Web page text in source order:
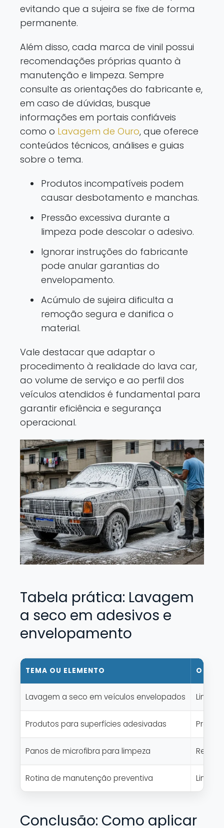
evitando que a sujeira se fixe de forma
permanente.
Além disso, cada marca de vinil possui
recomendações próprias quanto à
manutenção e limpeza. Sempre
consulte as orientações do fabricante e,
em caso de dúvidas, busque
informações em portais confiáveis
como o Lavagem de Ouro, que oferece
conteúdos técnicos, análises e guias
sobre o tema.
Produtos incompatíveis podem
causar desbotamento e manchas.
Pressão excessiva durante a
limpeza pode descolar o adesivo.
Ignorar instruções do fabricante
pode anular garantias do
envelopamento.
Acúmulo de sujeira dificulta a
remoção segura e danifica o
material.
Vale destacar que adaptar o
procedimento à realidade do lava car,
ao volume de serviço e ao perfil dos
veículos atendidos é fundamental para
garantir eficiência e segurança
operacional.
Tabela prática: Lavagem
a seco em adesivos e
envelopamento
TEMA OU ELEMENTO O QUE
Lavagem a seco em veículos envelopados
Produtos para superfícies adesivadas
Panos de microfibra para limpeza
Rotina de manutenção preventiva
Conclusão: Como aplicar